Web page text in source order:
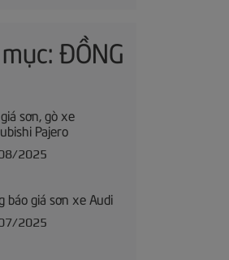
ĐỒNG
sơn, gò xe
Pajero
2025
báo giá sơn xe Audi
2025